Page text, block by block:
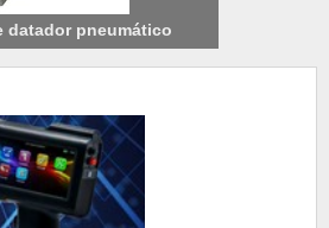
datador pneumático